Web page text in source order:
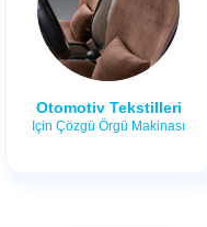
Otomotiv Tekstilleri
Için Çözgü Örgü Makinası